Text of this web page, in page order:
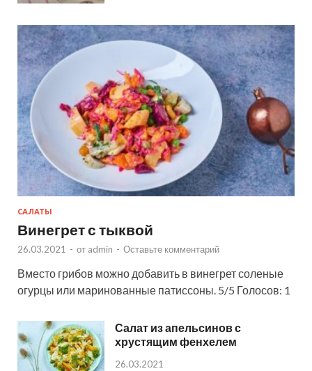
САЛАТЫ
Винегрет с тыквой
26.03.2021 - от admin - Оставьте комментарий
Вместо грибов можно добавить в винегрет соленые
огурцы или маринованные патиссоны. 5/5 Голосов: 1
Салат из апельсинов с
хрустящим фенхелем
26.03.2021